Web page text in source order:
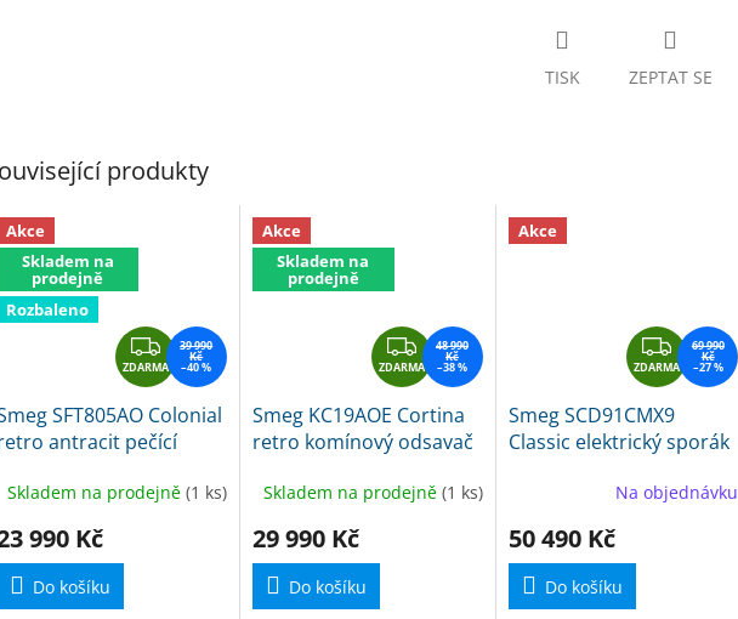
TISK ZEPTAT SE
produkty
Akce
Skladem na
prodejně
Rozbaleno
Z
D
A
R
A
ZDARMA
39 990
Kč
–40 %
SFT805AO Colonial
antracit pečící
Skladem na prodejně (1 ks)
990 Kč
Do košíku
Akce
Skladem na
prodejně
Z
D
A
R
A
ZDARMA
48 990
Kč
–38 %
Smeg KC19AOE Cortina
retro komínový odsavač
Skladem na prodejně (1 ks)
29 990 Kč
Do košíku
Akce
Z
D
A
R
M
A
ZDARMA
69 990
Kč
–27 %
Smeg SCD91CMX9
Classic elektrický sporák
Na objednávku
50 490 Kč
Do košíku